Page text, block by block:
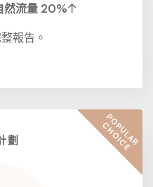
然流量 20%↑
報告。
P
O
P
U
L
A
R
C
H
O
I
C
E
劃